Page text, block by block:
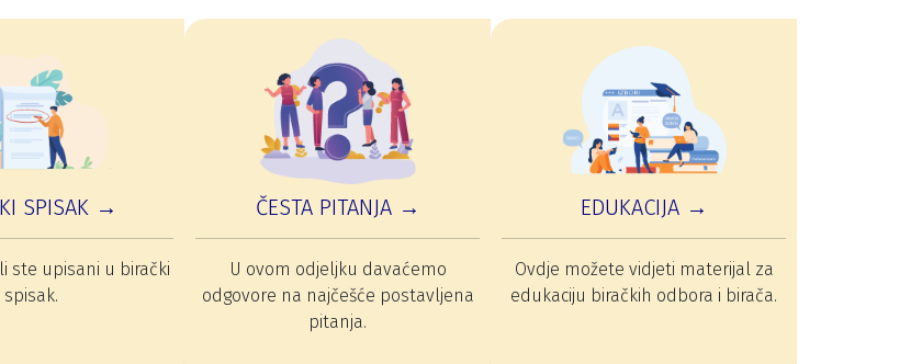
SPISAK →
ste upisani u birački
spisak.
ČESTA PITANJA →
U ovom odjeljku davaćemo
odgovore na najčešće postavljena
pitanja.
EDUKACIJA →
Ovdje možete vidjeti materijal za
edukaciju biračkih odbora i birača.